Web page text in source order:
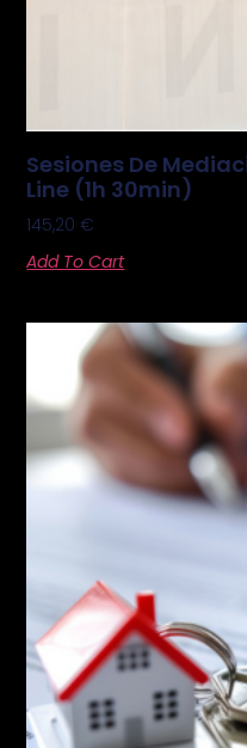
Sesiones De
Line (1h 30min)
145,20 €
Add To Cart